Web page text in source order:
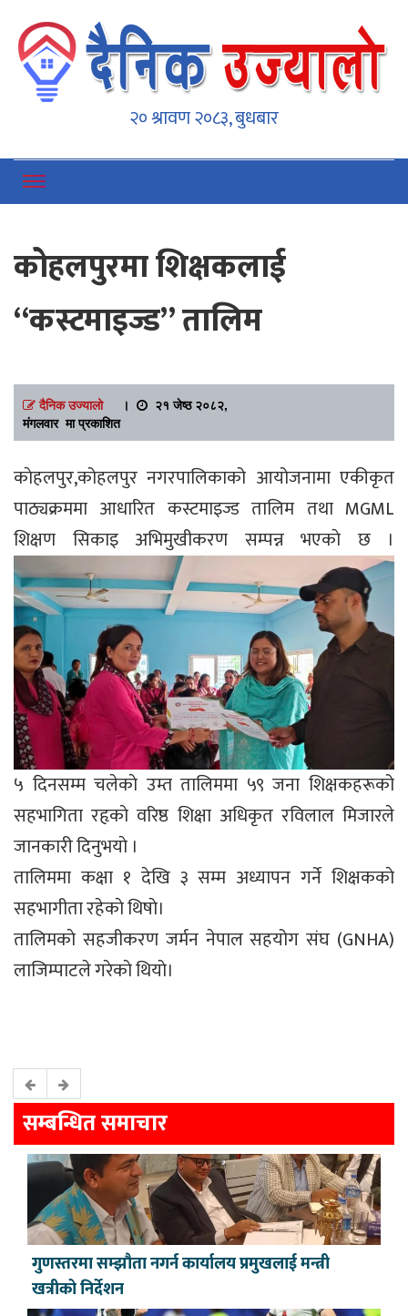
Dainikujyaalo
२० श्रावण २०८३, बुधबार
काेहलपुरमा शिक्षकलाई
“कस्टमाइज्ड” तालिम
दैनिक उज्यालो।
२१ जेष्ठ २०८२,
मंगलवार मा प्रकाशित
काेहलपुर,कोहलपुर नगरपालिकाको आयोजनामा एकीकृत
पाठ्यक्रममा आधारित कस्टमाइज्ड तालिम तथा MGML
शिक्षण सिकाइ अभिमुखीकरण सम्पन्न भएकाे छ ।
५ दिनसम्म चलेकाे उम्त तालिममा ५९ जना शिक्षकहरूको
सहभागिता रहृकाे वरिष्ठ शिक्षा अधिकृत रविलाल मिजारले
जानकारी दिनुभयाे ।
तालिममा कक्षा १ देखि ३ सम्म अध्यापन गर्ने शिक्षककाे
सहभागीता रहेकाे थिषाे।
तालिमकाे सहजीकरण जर्मन नेपाल सहयोग संघ (GNHA)
लाजिम्पाटले गरेकाे थियाे।
सम्बन्धित समाचार
गुणस्तरमा सम्झौता नगर्न कार्यालय प्रमुखलाई मन्त्री
खत्रीको निर्देशन